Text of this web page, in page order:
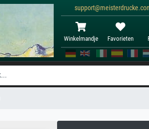
Winkelmandje Favorieten